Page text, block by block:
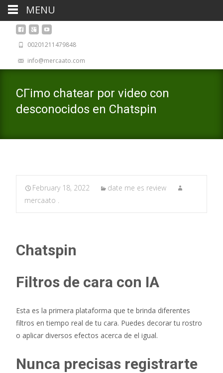
00201211479848
info@mercaato.com
CГіmo chatear por video con
desconocidos en Chatspin
February 18, 2022
date me es review
mercaato .
Chatspin
Filtros de cara con IA
Esta es la primera plataforma que te brinda diferentes
filtros en tiempo real de tu cara. Puedes decorar tu rostro
o aplicar diversos efectos acerca de el igual.
Nunca precisas registrarte
MENU